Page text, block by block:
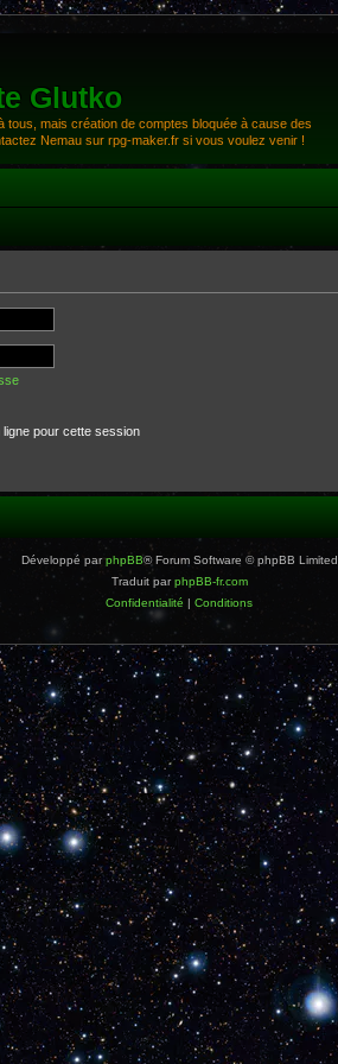
Glutko
tous, mais création de comptes bloquée à cause des
Nemau sur rpg-maker.fr si vous voulez venir !
pour cette session
Développé parphpBB® Forum Software © phpBB Limited
Traduit parphpBB-fr.com
Confidentialité | Conditions